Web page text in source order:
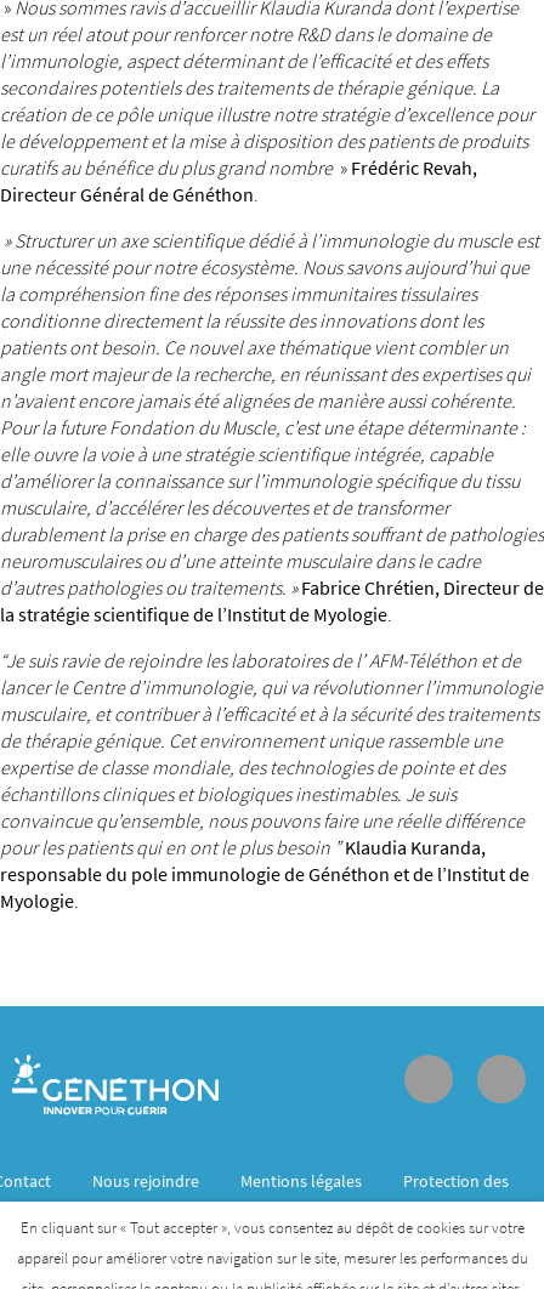
» Nous sommes ravis d’accueillir Klaudia Kuranda dont l’expertise
est un réel atout pour renforcer notre R&D dans le domaine de
l’immunologie, aspect déterminant de l’efficacité et des effets
secondaires potentiels des traitements de thérapie génique. La
création de ce pôle unique illustre notre stratégie d’excellence pour
le développement et la mise à disposition des patients de produits
curatifs au bénéfice du plus grand nombre » Frédéric Revah,
Directeur Général de Généthon.
» Structurer un axe scientifique dédié à l’immunologie du muscle est
une nécessité pour notre écosystème. Nous savons aujourd’hui que
la compréhension fine des réponses immunitaires tissulaires
conditionne directement la réussite des innovations dont les
patients ont besoin. Ce nouvel axe thématique vient combler un
angle mort majeur de la recherche, en réunissant des expertises qui
n’avaient encore jamais été alignées de manière aussi cohérente.
Pour la future Fondation du Muscle, c’est une étape déterminante :
elle ouvre la voie à une stratégie scientifique intégrée, capable
d’améliorer la connaissance sur l’immunologie spécifique du tissu
musculaire, d’accélérer les découvertes et de transformer
durablement la prise en charge des patients souffrant de pathologies
neuromusculaires ou d’une atteinte musculaire dans le cadre
d’autres pathologies ou traitements. »Fabrice Chrétien, Directeur de
la stratégie scientifique de l’Institut de Myologie.
“Je suis ravie de rejoindre les laboratoires de l’ AFM-Téléthon et de
lancer le Centre d’immunologie, qui va révolutionner l’immunologie
musculaire, et contribuer à l’efficacité et à la sécurité des traitements
de thérapie génique. Cet environnement unique rassemble une
expertise de classe mondiale, des technologies de pointe et des
échantillons cliniques et biologiques inestimables. Je suis
convaincue qu’ensemble, nous pouvons faire une réelle différence
pour les patients qui en ont le plus besoin ”Klaudia Kuranda,
responsable du pole immunologie de Généthon et de l’Institut de
Myologie.
Nous rejoindre Mentions légales
Protection des
En cliquant sur « Tout accepter », vous consentez au dépôt de cookies sur votre
appareil pour améliorer votre navigation sur le site, mesurer les performances du